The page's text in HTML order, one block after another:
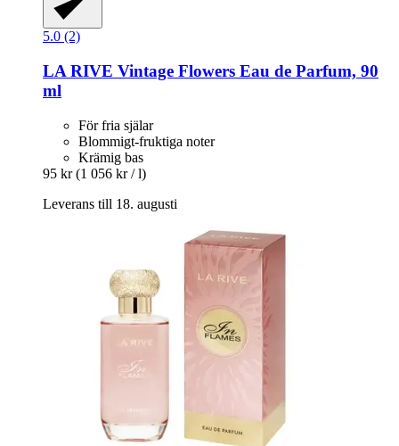
5.0 (2)
LA RIVE Vintage Flowers Eau de Parfum, 90
ml
För fria själar
Blommigt-fruktiga noter
Krämig bas
95 kr (1 056 kr / l)
Leverans till 18. augusti